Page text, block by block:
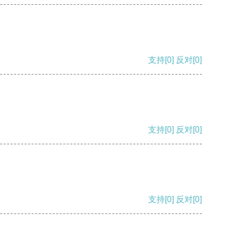
支持[0] 反对[0]
支持[0] 反对[0]
支持[0] 反对[0]